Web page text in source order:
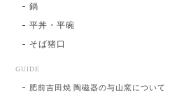
鍋
平丼・平碗
そば猪口
GUIDE
肥前吉田焼 陶磁器の与山窯について